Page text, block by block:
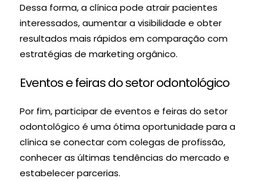
Dessa forma, a clínica pode atrair pacientes
interessados, aumentar a visibilidade e obter
resultados mais rápidos em comparação com
estratégias de marketing orgânico.
Eventos e feiras do setor odontológico
Por fim, participar de eventos e feiras do setor
odontológico é uma ótima oportunidade para a
clínica se conectar com colegas de profissão,
conhecer as últimas tendências do mercado e
estabelecer parcerias.